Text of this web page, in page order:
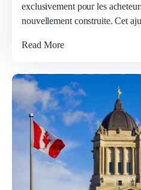
exclusivement pour les
nouvellement construite. Cet
Read More